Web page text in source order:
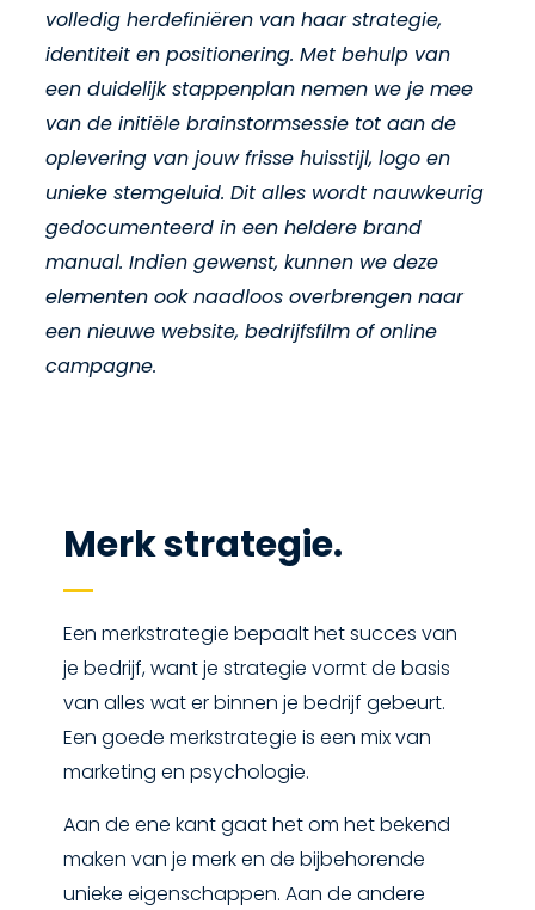
volledig herdefiniëren van haar strategie,
identiteit en positionering. Met behulp van
een duidelijk stappenplan nemen we je mee
van de initiële brainstormsessie tot aan de
oplevering van jouw frisse huisstijl, logo en
unieke stemgeluid. Dit alles wordt nauwkeurig
gedocumenteerd in een heldere brand
manual. Indien gewenst, kunnen we deze
elementen ook naadloos overbrengen naar
een nieuwe website, bedrijfsfilm of online
campagne.
Merk strategie.
Een merkstrategie bepaalt het succes van
je bedrijf, want je strategie vormt de basis
van alles wat er binnen je bedrijf gebeurt.
Een goede merkstrategie is een mix van
marketing en psychologie.
Aan de ene kant gaat het om het bekend
maken van je merk en de bijbehorende
unieke eigenschappen. Aan de andere